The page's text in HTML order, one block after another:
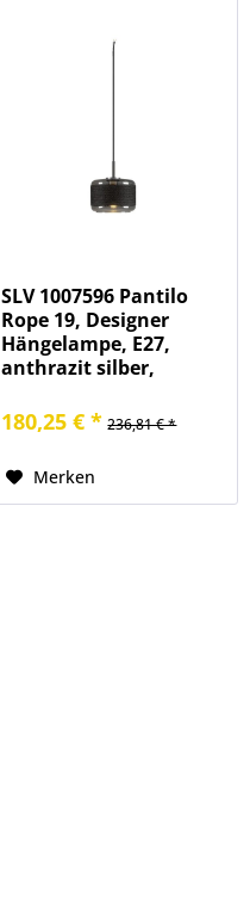
SLV 1007596 Pantilo
Rope 19, Designer
Hängelampe, E27,
anthrazit silber,
180,25 € * 236,81 € *
Merken